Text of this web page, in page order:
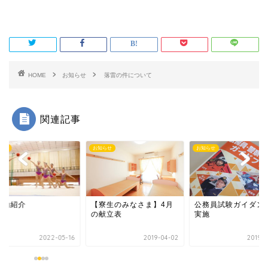
HOME お知らせ 落雷の件について
関連記事
動紹介
2022-05-16
お知らせ
【寮生のみなさま】4月
の献立表
2019-04-02
お知らせ
公務員試験ガイダン
実施
2019-